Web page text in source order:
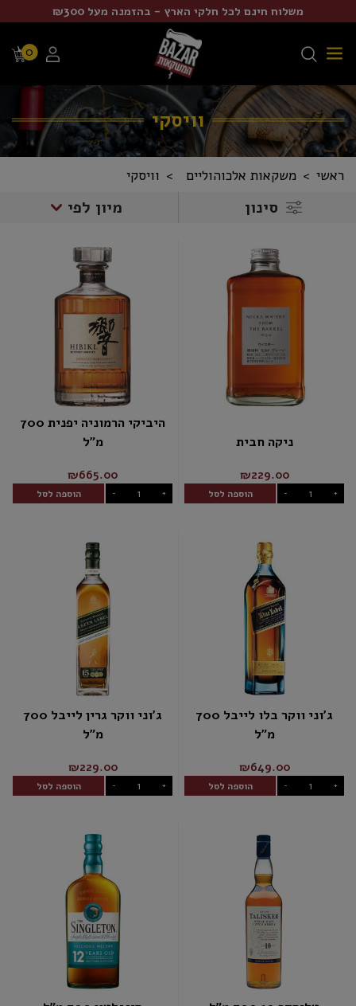
משלוח חינם לכל חלקי הארץ - בהזמנה מעל ₪300
0
וויסקי
ראשי משקאות אלכוהוליים וויסקי
סינון מיון לפי
ניקה חבית
₪229.00
- + הוספה לסל
היביקי הרמוניה יפנית 700
מ"ל
₪665.00
- + הוספה לסל
ג'וני ווקר בלו לייבל 700
מ"ל
₪649.00
- + הוספה לסל
ג'וני ווקר גרין לייבל 700
מ"ל
₪229.00
- + הוספה לסל